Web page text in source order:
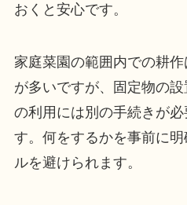
おくと安心です。
家庭菜園の範囲内での耕
が多いですが、固定物の
の利用には別の手続きが
す。何をするかを事前に
ルを避けられます。